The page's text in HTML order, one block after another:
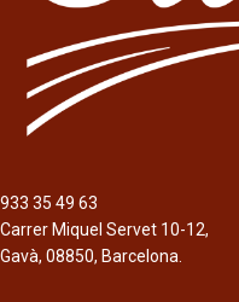
933 35 49 63
Carrer Miquel Servet 10-12,
Gavà, 08850, Barcelona.